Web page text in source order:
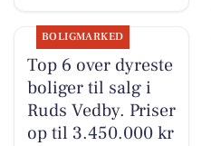
BOLIGMARKED
Top 6 over dyreste
boliger til salg i
Ruds Vedby. Priser
op til 3.450.000 kr